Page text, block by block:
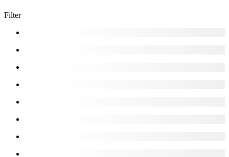
Filter